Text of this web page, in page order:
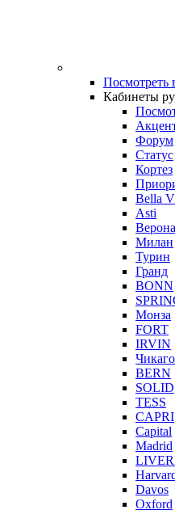
Посмотреть
Кабинеты
Форум
Статус
Кортез
Bella
Asti
Верона
Милан
Турин
Гранд
BONN
Монза
FORT
IRVIN
Чикаго
BERN
SOLID
TESS
CAPRI
Capital
Madrid
Davos
Oxford